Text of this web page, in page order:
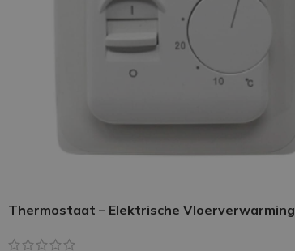
Thermostaat – Elektrische Vloerverwarming